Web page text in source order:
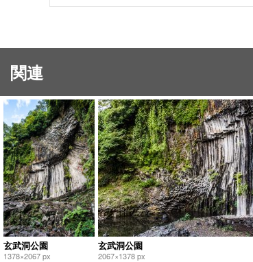
関連
玄武洞公園
1378×2067 px
玄武洞公園
2067×1378 px